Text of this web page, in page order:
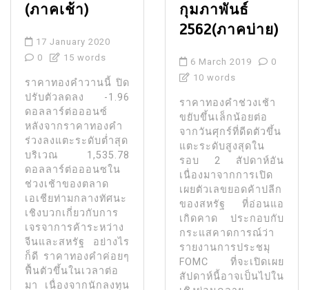
(ภาคเช้า)
17 January 2020
0
15 words
ราคาทองคําวานนี้ ปิด
ปรับตัวลดลง -1.96
ดอลลาร์ต่อออนซ์
หลังจากราคาทองคํา
ร่วงลงแตะระดับตํ่าสุด
บริเวณ 1,535.78
ดอลลาร์ต่อออนซใน
ช่วงเช้าของตลาด
เอเชียท่ามกลางทัศนะ
เชิงบวกเกี่ยวกับการ
เจรจาการค้าระหว่าง
จีนและสหรัฐ อย่างไร
ก็ดี ราคาทองคําค่อยๆ
ฟื้นตัวขึ้นในเวลาต่อ
มา เนื่องจากนักลงทุน
กุมภาพันธ์
2562(ภาคบ่าย)
6 March 2019
0
10 words
ราคาทองคําช่วงเช้า
ขยับขึ้นเล็กน้อยต่อ
จากวันศุกร์ที่ดีดตัวขึ้น
แตะระดับสูงสุดใน
รอบ 2 สัปดาห์อัน
เนื่องมาจากการเปิด
เผยตัวเลขยอดค้าปลีก
ของสหรัฐ ที่อ่อนแอ
เกิดคาด ประกอบกับ
กระแสคาดการณ์ว่า
รายงานการประชมุ
FOMC ที่จะเปิดเผย
สัปดาห์นี้อาจเป็นไปใน